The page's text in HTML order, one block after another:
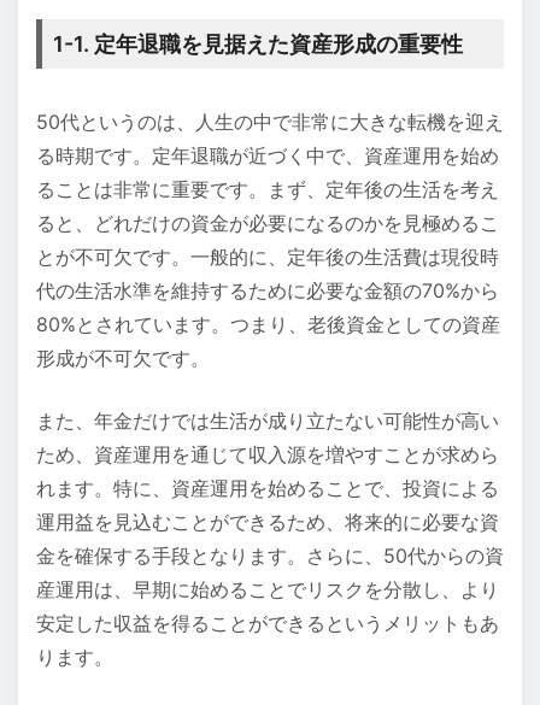
1-1. 定年退職を見据えた資産形成の重要性
50代というのは、人生の中で非常に大きな転機を迎え
る時期です。定年退職が近づく中で、資産運用を始め
ることは非常に重要です。まず、定年後の生活を考え
ると、どれだけの資金が必要になるのかを見極めるこ
とが不可欠です。一般的に、定年後の生活費は現役時
代の生活水準を維持するために必要な金額の70%から
80%とされています。つまり、老後資金としての資産
形成が不可欠です。
また、年金だけでは生活が成り立たない可能性が高い
ため、資産運用を通じて収入源を増やすことが求めら
れます。特に、資産運用を始めることで、投資による
運用益を見込むことができるため、将来的に必要な資
金を確保する手段となります。さらに、50代からの資
産運用は、早期に始めることでリスクを分散し、より
安定した収益を得ることができるというメリットもあ
ります。